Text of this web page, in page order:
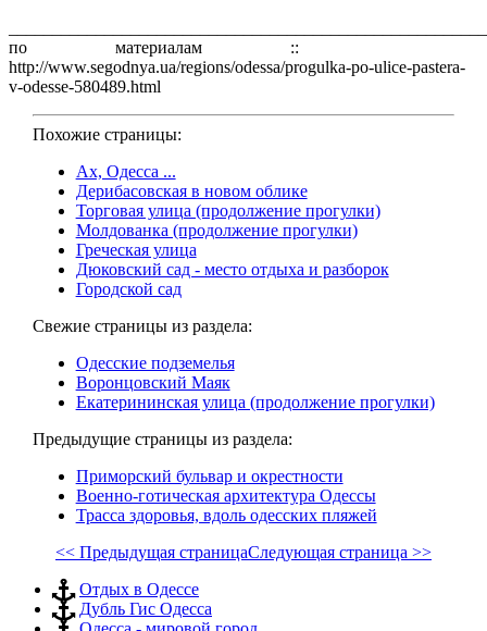
по материалам ::
http://www.segodnya.ua/regions/odessa/progulka-po-ulice-pastera-
v-odesse-580489.html
Похожие страницы:
Ах, Одесса ...
Дерибасовская в новом облике
Торговая улица (продолжение прогулки)
Молдованка (продолжение прогулки)
Греческая улица
Дюковский сад - место отдыха и разборок
Городской сад
Свежие страницы из раздела:
Одесские подземелья
Воронцовский Маяк
Екатерининская улица (продолжение прогулки)
Предыдущие страницы из раздела:
Приморский бульвар и окрестности
Военно-готическая архитектура Одессы
Трасса здоровья, вдоль одесских пляжей
<< Предыдущая страницаСледующая страница >>
Отдых в Одессе
Дубль Гис Одесса